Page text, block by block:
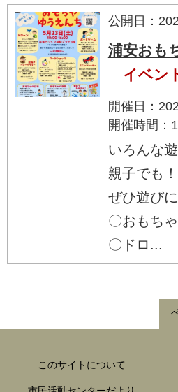
公開日：
浦安おも
イベン
開催日：
開催時間：
いろんな
親子でも
ぜひ遊び
〇おもち
〇ドロ...
このサイトについて